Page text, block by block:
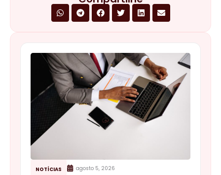
NOTÍCIAS agosto 5, 2026